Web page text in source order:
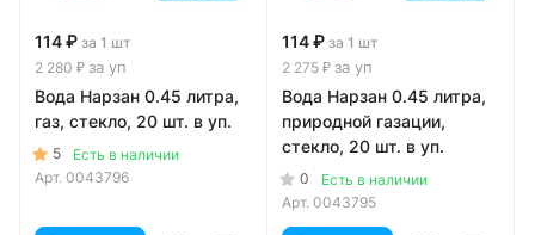
114 ₽ за 1 шт
2 280 ₽ за уп
Вода Нарзан 0.45 литра,
газ, стекло, 20 шт. в уп.
5
Есть в наличии
Арт. 0043796
114 ₽ за 1 шт
2 275 ₽ за уп
Вода Нарзан 0.45 литра,
природной газации,
стекло, 20 шт. в уп.
0
Есть в наличии
Арт. 0043795